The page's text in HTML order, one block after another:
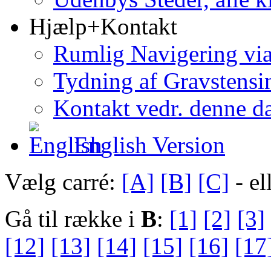
Hjælp+Kontakt
Rumlig Navigering
Tydning af
Kontakt vedr. denne
English Version
Vælg carré: [A] [B] [C] -
Gå til række i B: [1] [2] [3]
[12] [13] [14] [15] [16]